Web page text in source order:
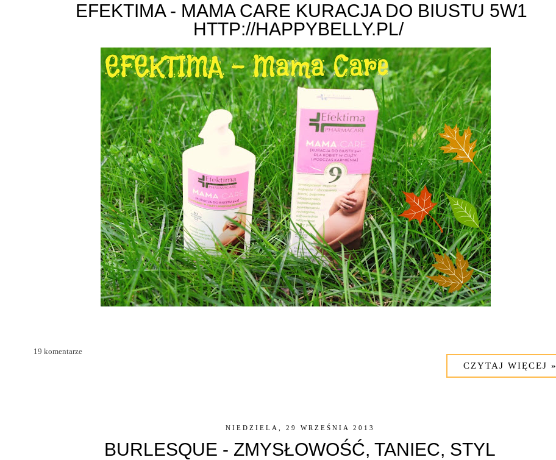
EFEKTIMA - MAMA CARE KURACJA DO BIUSTU 5W1
HTTP://HAPPYBELLY.PL/
CZYTAJ WIĘCEJ »
19 komentarze
NIEDZIELA, 29 WRZEŚNIA 2013
BURLESQUE - ZMYSŁOWOŚĆ, TANIEC, STYL